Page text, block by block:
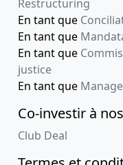
09-
Restructuring
En tant que
En tant que
En tant que
justice
En tant que
Co-investir à
Club Deal